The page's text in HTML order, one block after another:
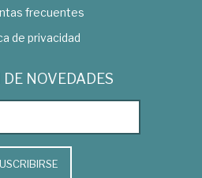
frecuentes
de privacidad
NOVEDADES